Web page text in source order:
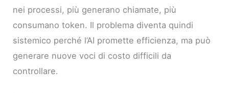
nei processi, più generano chiamate, più
consumano token. Il problema diventa quindi
sistemico perché l’AI promette efficienza, ma può
generare nuove voci di costo difficili da
controllare.